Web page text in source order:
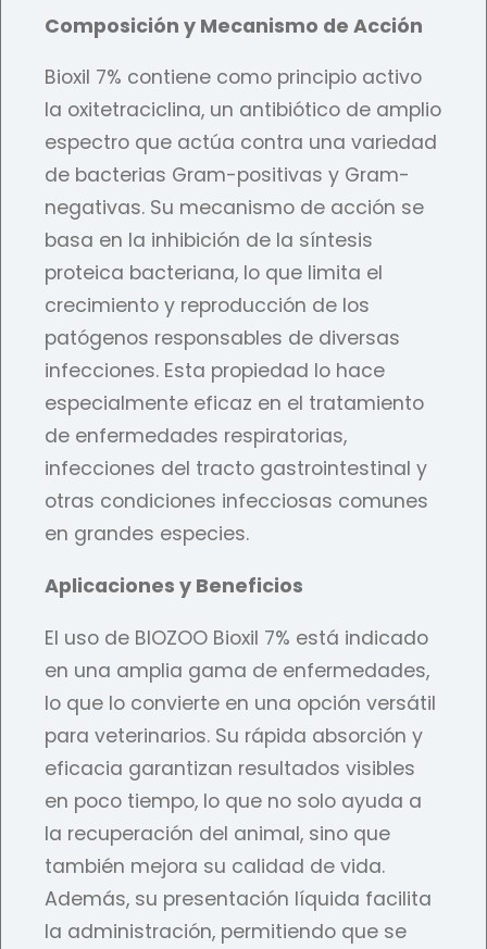
Composición y Mecanismo de Acción
Bioxil 7% contiene como principio activo
la oxitetraciclina, un antibiótico de amplio
espectro que actúa contra una variedad
de bacterias Gram-positivas y Gram-
negativas. Su mecanismo de acción se
basa en la inhibición de la síntesis
proteica bacteriana, lo que limita el
crecimiento y reproducción de los
patógenos responsables de diversas
infecciones. Esta propiedad lo hace
especialmente eficaz en el tratamiento
de enfermedades respiratorias,
infecciones del tracto gastrointestinal y
otras condiciones infecciosas comunes
en grandes especies.
Aplicaciones y Beneficios
El uso de BIOZOO Bioxil 7% está indicado
en una amplia gama de enfermedades,
lo que lo convierte en una opción versátil
para veterinarios. Su rápida absorción y
eficacia garantizan resultados visibles
en poco tiempo, lo que no solo ayuda a
la recuperación del animal, sino que
también mejora su calidad de vida.
Además, su presentación líquida facilita
la administración, permitiendo que se